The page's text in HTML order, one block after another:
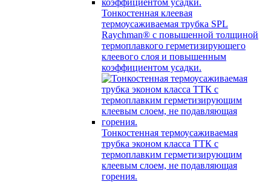
Тонкостенная клеевая
термоусаживаемая трубка SPL
Raychman® с повышенной толщиной
термоплавкого герметизирующего
клеевого слоя и повышенным
коэффициентом усадки.
Тонкостенная термоусаживаемая
трубка эконом класса ТТК с
термоплавким герметизирующим
клеевым слоем, не подавляющая
горения.